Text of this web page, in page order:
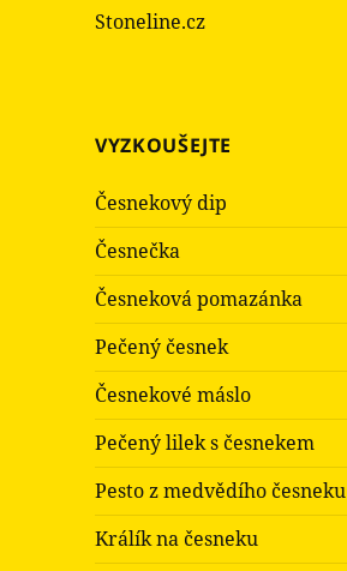
Stoneline.cz
VYZKOUŠEJTE
Česnekový dip
Česnečka
Česneková pomazánka
Pečený česnek
Česnekové máslo
Pečený lilek s česnekem
Pesto z medvědího česneku
Králík na česneku